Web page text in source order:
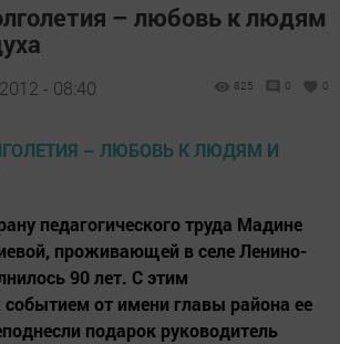
– любовь к людям
- 08:40 825 0 0
педагогического труда Мадине
проживающей в селе Ленино-
90 лет. С этим
от имени главы района ее
подарок руководитель